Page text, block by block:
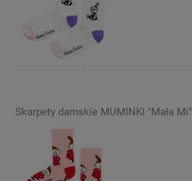
Skarpety damskie MUMINKI "Mała Mi"